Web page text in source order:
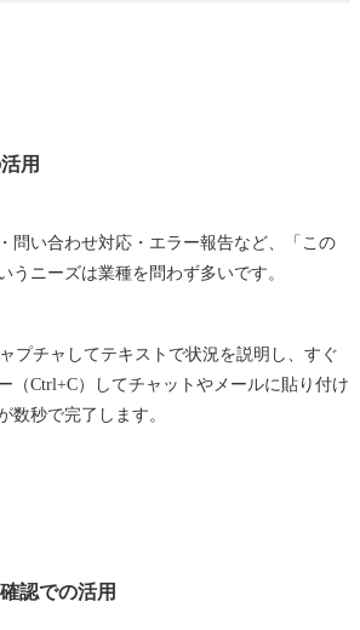
用
問い合わせ対応・エラー報告など、「この
うニーズは業種を問わず多いです。
プチャしてテキストで状況を説明し、すぐ
（Ctrl+C）してチャットやメールに貼り付け
数秒で完了します。
認での活用